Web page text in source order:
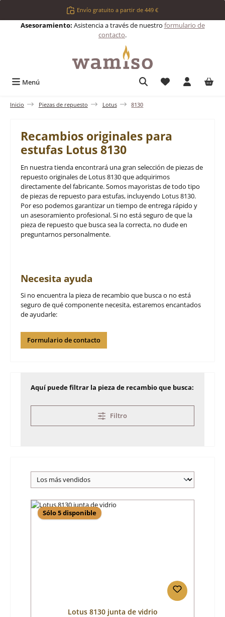
Saltar al contenido principalEnvío gratuito a partir de 449 €
Asesoramiento: Asistencia a través de nuestro formulario de
contacto.
Menú Tienes 0
Inicio Piezas de repuesto Lotus 8130
Recambios originales para
estufas Lotus 8130
En nuestra tienda encontrará una gran selección de piezas de
repuesto originales de Lotus 8130 que adquirimos
directamente del fabricante. Somos mayoristas de todo tipo
de piezas de repuesto para estufas, incluyendo Lotus 8130.
Por eso podemos garantizar un tiempo de entrega rápido y
un asesoramiento profesional. Si no está seguro de que la
pieza de repuesto que busca sea la correcta, no dude en
preguntarnos personalmente.
Necesita ayuda
Si no encuentra la pieza de recambio que busca o no está
seguro de qué componente necesita, estaremos encantados
de ayudarle:
Formulario de contacto
Aquí puede filtrar la pieza de recambio que busca:
Filtro
Sólo 5 disponible
Lotus 8130 junta de vidrio